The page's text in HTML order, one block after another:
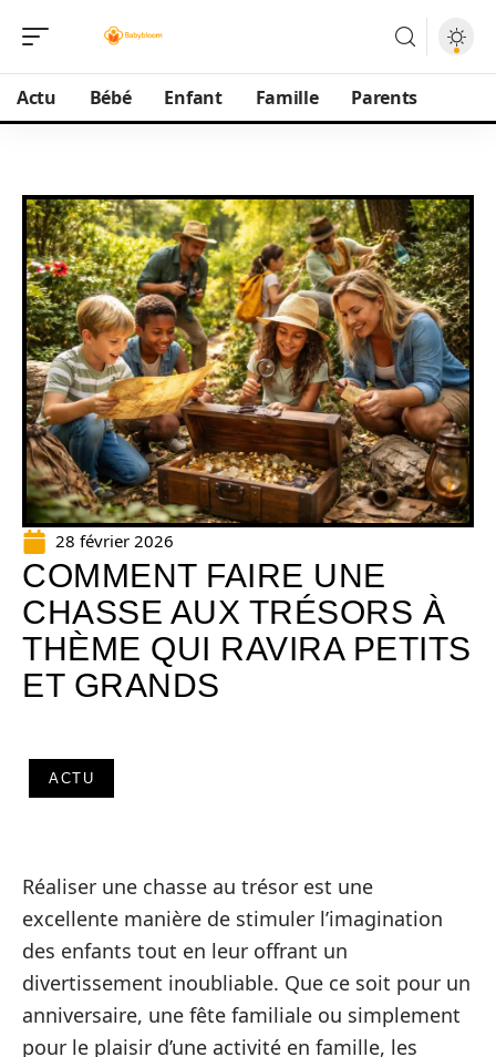
Actu Bébé Enfant Famille Parents
28 février 2026
COMMENT FAIRE UNE
CHASSE AUX TRÉSORS À
THÈME QUI RAVIRA PETITS
ET GRANDS
ACTU
Réaliser une chasse au trésor est une
excellente manière de stimuler l’imagination
des enfants tout en leur offrant un
divertissement inoubliable. Que ce soit pour un
anniversaire, une fête familiale ou simplement
pour le plaisir d’une activité en famille, les